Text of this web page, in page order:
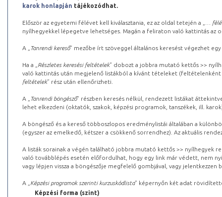
karok honlapján tájékozódhat.
Először az egyetemi félévet kell kiválasztania, ez az oldal tetején a „
…
nyílhegyekkel lépegetve lehetséges. Magán a feliraton való kattintás az
A „ Tanrendi kereső” mezőbe írt szöveggel általános keresést végezhet
Ha a „ Részletes keresési feltételek” dobozt a jobbra mutató kettős >>
való kattintás után megjelenő listákból a kívánt tételeket (feltételenként
feltételek” rész után ellenőrizheti.
A „ Tanrendi böngésző” részben keresés nélkül, rendezett listákat
lehet elkezdeni (oktatók, szakok, képzési programok, tanszékek, ill.
A böngésző és a kereső többoszlopos eredménylistái általában a
(egyszer az emelkedő, kétszer a csökkenő sorrendhez). Az aktuális
A listák sorainak a végén található jobbra mutató kettős >> nyílhegyek
való továbblépés esetén előfordulhat, hogy egy link már védett, nem
vagy lépjen vissza a böngészője megfelelő gombjával, vagy
A „ Képzési programok szerinti kurzuskódlista” képernyőn két adat
Képzési forma (szint)